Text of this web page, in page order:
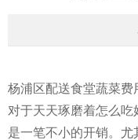
杨浦区配送食堂蔬菜费
对于天天琢磨着怎么
是一笔不小的开销。